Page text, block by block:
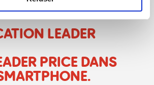
LEADER
PRICE DANS